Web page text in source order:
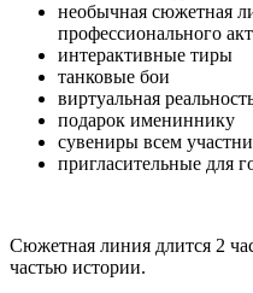
необычная сюжетная
профессионального
интерактивные тиры
танковые бои
виртуальная
подарок имениннику
сувениры всем
пригласительные для
Сюжетная линия длится 2
частью истории.